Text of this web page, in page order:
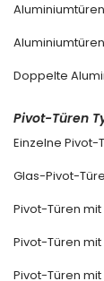
Doppelte
Pivot-Türen
Einzelne Pivot-
Glas-Pivot-
Pivot-Türen
Pivot-Türen
Pivot-Türen